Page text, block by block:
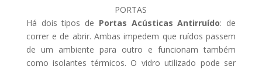
PORTAS
Há dois tipos de Portas Acústicas Antirruído: de
correr e de abrir. Ambas impedem que ruídos passem
de um ambiente para outro e funcionam também
como isolantes térmicos. O vidro utilizado pode ser